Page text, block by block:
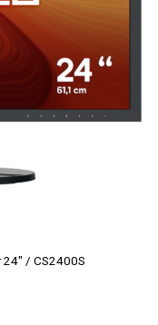
24" / CS2400S